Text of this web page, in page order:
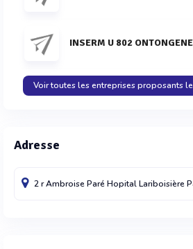
INSERM U 802
Voir toutes les entreprises proposants
Adresse
2 r Ambroise Paré Hopital Lariboisière